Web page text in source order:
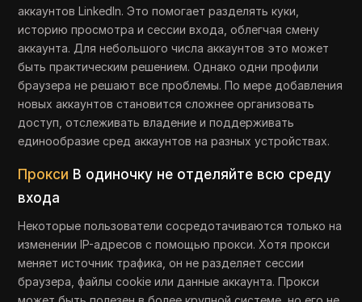
аккаунтов LinkedIn. Это помогает разделять куки,
историю просмотра и сессии входа, облегчая смену
аккаунта. Для небольшого числа аккаунтов это может
быть практическим решением. Однако одни профили
браузера не решают все проблемы. По мере добавления
новых аккаунтов становится сложнее организовать
доступ, отслеживать владение и поддерживать
единообразие сред аккаунтов на разных устройствах.
Прокси В одиночку не отделяйте всю среду
входа
Некоторые пользователи сосредотачиваются только на
изменении IP-адресов с помощью прокси. Хотя прокси
меняет источник трафика, он не разделяет сессии
браузера, файлы cookie или данные аккаунта. Прокси